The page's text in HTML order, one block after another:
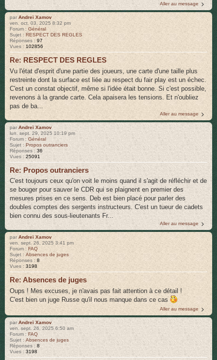
Aller au message
parAndreï Xamov
ven. oct. 03, 2025 8:32 pm
Forum : Général
Sujet : RESPECT DES REGLES
Réponses : 97
Vues : 102856
Re: RESPECT DES REGLES
Vu l'état d'esprit d'une partie des joueurs, une carte d'une taille plus
restreinte dont la surface est liée au respect du fair play est un échec.
C'est un constat objectif, même si l'idée était bonne. Si c'est possible,
revenons à la grande carte. Cela apaisera les tensions. Et n'oubliez
pas de ba...
Aller au message
parAndreï Xamov
lun. sept. 29, 2025 10:19 pm
Forum :Général
Sujet :Propos outranciers
Réponses : 36
Vues : 25091
Re: Propos outranciers
C'est toujours ceux qu'on voit le moins quand il s'agit de réfléchir et de
se bouger pour sauver le CDR qui se plaignent en premier des
mesures prises en ce sens. Deb est bien placé pour parler des
doubles comptes des sergents instructeurs. C'est un tueur de cadets
bien connu des sous-lieutenants Fr...
Aller au message
parAndreï Xamov
ven. sept. 26, 2025 3:41 pm
Forum : FAQ
Sujet : Absences de juges
Réponses : 8
Vues : 3198
Re: Absences de juges
Oups ! Mes excuses, je n'avais pas fait attention à ce détail !
C'est bien un juge Russe qu'il nous manque dans ce cas
Aller au message
parAndreï Xamov
ven. sept. 26, 2025 6:50 am
Forum :FAQ
Sujet :Absences de juges
Réponses : 8
Vues : 3198